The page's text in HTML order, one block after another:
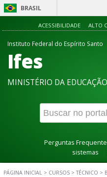
BRASIL
ACESSIBILIDADE ALTO
Instituto Federal do Espírito Santo
Ifes
MINISTÉRIO DA EDUCAÇÃO
Perguntas
sistemas
PÁGINA INICIAL > CURSOS >TÉCNICO >